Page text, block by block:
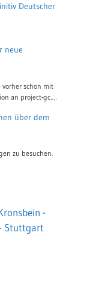
Deutscher
neue
schon mit
an project-gc.…
über dem
zu besuchen.
-
Stuttgart